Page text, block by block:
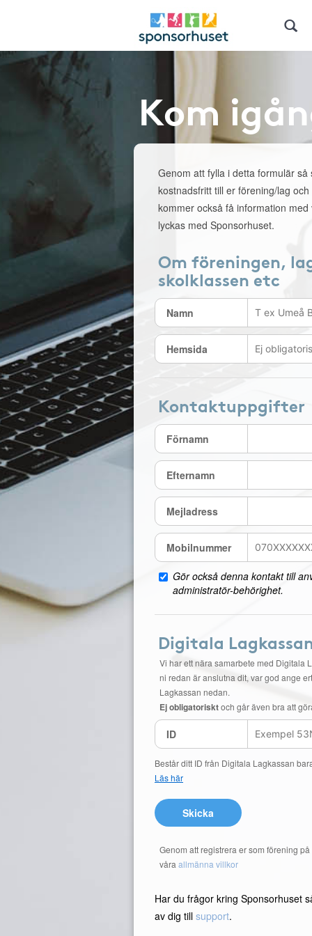
Kom
Genom att fylla i detta formulär så
kostnadsfritt till er förening/lag
kommer också få information
lyckas med Sponsorhuset.
Om föreningen,
skolklassen etc
Namn
Hemsida
Kontaktuppgifter
Förnamn
Efternamn
Mejladress
Mobilnummer
Gör också denna kontakt till
administratör-behörighet.
Digitala
Vi har ett nära samarbete med Digitala
ni redan är anslutna dit, var god ange
Lagkassan nedan.
Ej obligatorisktoch går även bra att
ID
Består ditt ID från Digitala Lagkassan
Läs här
Skicka
Genom att registrera er som förening
våra allmänna villkor
Har du frågor kring Sponsorhuset
av dig till support.